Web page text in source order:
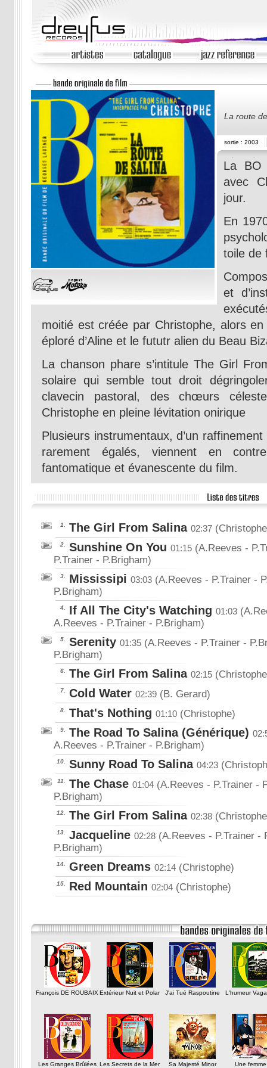
La route
sortie : 2003
La BO
avec
jour.
En
toile de
et
moitié est créée par Christophe, alors
éploré d’Aline et le fututr alien du Beau
La chanson phare s’intitule The Girl
solaire qui semble tout droit
clavecin pastoral, des chœurs
Christophe en pleine lévitation onirique
Plusieurs instrumentaux, d’un
rarement égalés, viennent en
fantomatique et évanescente du film.
1. The Girl From Salina 02:37 (Christophe
2. Sunshine On You 01:15 (A.Reeves -
P.Trainer - P.Brigham)
3. Mississipi 03:03 (A.Reeves - P.Trainer -
P.Brigham)
4. If All The City's Watching 01:03
A.Reeves - P.Trainer - P.Brigham)
5. Serenity 01:35 (A.Reeves - P.Trainer -
P.Brigham)
6. The Girl From Salina 02:15
7. Cold Water 02:39 (B. Gerard)
8. That's Nothing 01:10 (Christophe)
9. The Road To Salina (Générique)
A.Reeves - P.Trainer - P.Brigham)
10. Sunny Road To Salina 04:23
11. The Chase 01:04 (A.Reeves - P.Trainer -
P.Brigham)
12. The Girl From Salina 02:38
13. Jacqueline 02:28 (A.Reeves - P.Trainer -
P.Brigham)
14. Green Dreams 02:14 (Christophe)
15. Red Mountain 02:04 (Christophe)
François DE ROUBAIX Extérieur Nuit et Polar J'ai Tué Raspoutine L'humeur
Les Granges Brûlées Les Secrets de la Mer Sa Majesté Minor Une